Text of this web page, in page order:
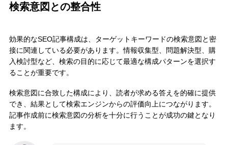
検索意図との整合性
効果的なSEO記事構成は、ターゲットキーワードの検索意図と密
接に関連している必要があります。情報収集型、問題解決型、購
入検討型など、検索の目的に応じて最適な構成パターンを選択す
ることが重要です。
検索意図に合致した構成により、読者が求める答えを的確に提供
でき、結果として検索エンジンからの評価向上につながります。
記事作成前に検索意図の分析を十分に行うことが成功の鍵となり
ます。